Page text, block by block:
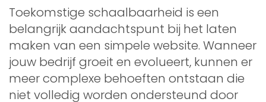
Toekomstige schaalbaarheid is een
belangrijk aandachtspunt bij het laten
maken van een simpele website. Wanneer
jouw bedrijf groeit en evolueert, kunnen er
meer complexe behoeften ontstaan die
niet volledig worden ondersteund door